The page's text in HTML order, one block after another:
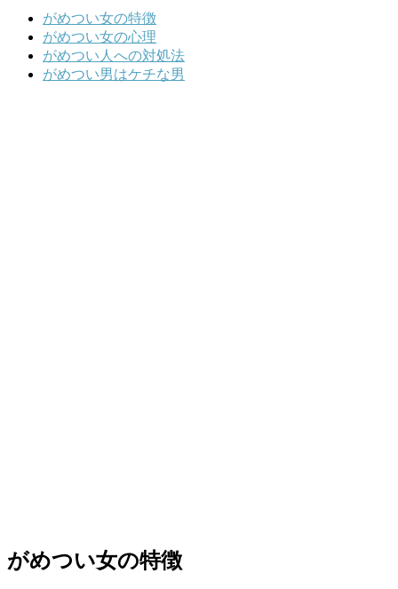
がめつい女の特徴
がめつい女の心理
がめつい人への対処法
がめつい男はケチな男
がめつい女の特徴